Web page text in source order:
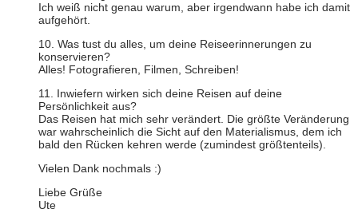
Ich weiß nicht genau warum, aber irgendwann habe ich damit
aufgehört.
10. Was tust du alles, um deine Reiseerinnerungen zu
konservieren?
Alles! Fotografieren, Filmen, Schreiben!
11. Inwiefern wirken sich deine Reisen auf deine
Persönlichkeit aus?
Das Reisen hat mich sehr verändert. Die größte Veränderung
war wahrscheinlich die Sicht auf den Materialismus, dem ich
bald den Rücken kehren werde (zumindest größtenteils).
Vielen Dank nochmals :)
Liebe Grüße
Ute